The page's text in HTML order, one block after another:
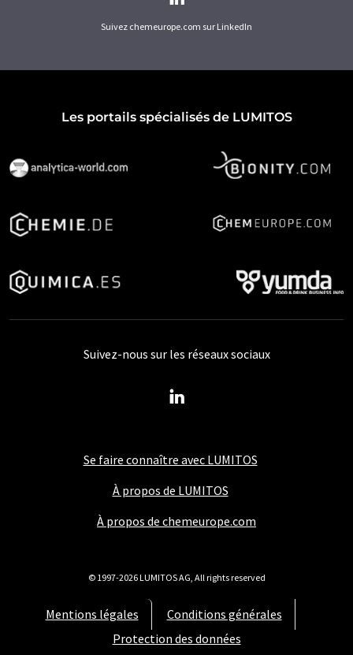
Suivez chemeurope.com sur LinkedIn
Les portails spécialisés de LUMITOS
Se faire connaître avec LUMITOS
À propos de LUMITOS
À propos de chemeurope.com
Mentions légales
Conditions générales
Protection des données
Suivez-nous sur les réseaux sociaux
© 1997-2026 LUMITOS AG, All rights reserved